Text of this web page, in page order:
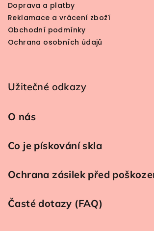
Doprava a platby
Reklamace a vrácení zboží
Obchodní podmínky
Ochrana osobních údajů
Užitečné odkazy
O nás
Co je pískování skla
Ochrana zásilek před
Časté dotazy (FAQ)